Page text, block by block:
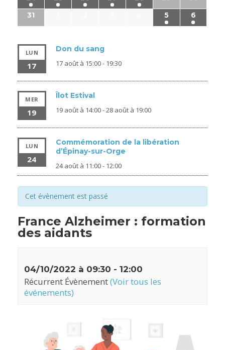
31
5 6
LUN
17
Don du sang
17 août à 15:00- 19:30
MER
19
Îlot Estival
19 août à 14:00-28 août à 19:00
LUN
24
Commémoration de la libération
d’Épinay-sur-Orge
24 août à 11:00- 12:00
Cet évènement est passé
France Alzheimer : formation
des aidants
04/10/2022 à 09:30 - 12:00
Récurrent Évènement(Voir tous les
événements)